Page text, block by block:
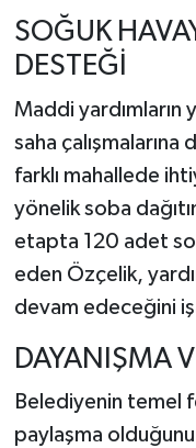
SOĞUK
DESTEĞİ
Maddi yardımların
saha
farklı mahallede
yönelik soba
etapta 120 adet
eden Özçelik,
devam edeceğini
DAYANIŞMA
Belediyenin temel
paylaşma